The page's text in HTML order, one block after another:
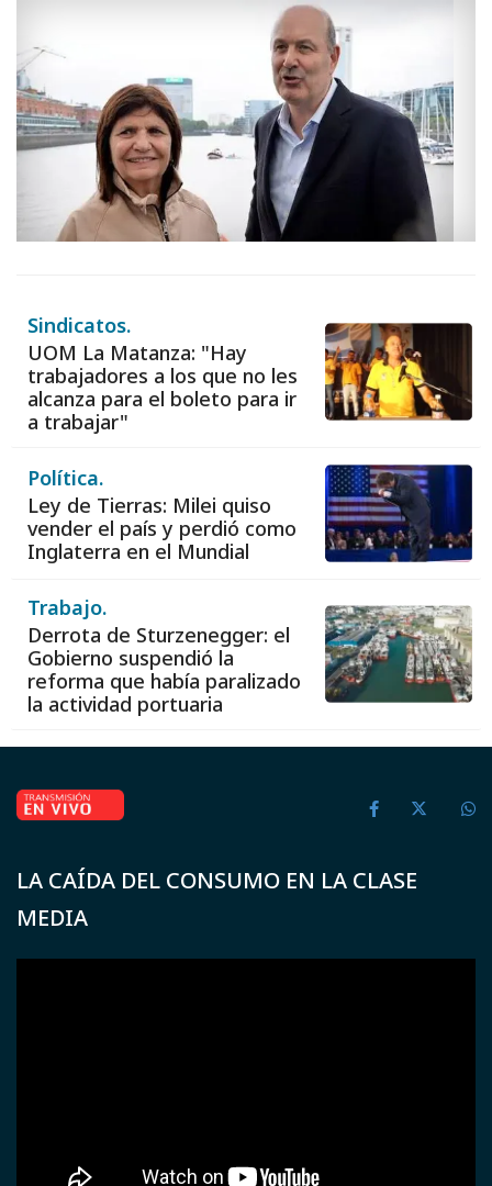
Sindicatos.
UOM La Matanza: "Hay
trabajadores a los que no les
alcanza para el boleto para ir
a trabajar"
Política.
Ley de Tierras: Milei quiso
vender el país y perdió como
Inglaterra en el Mundial
Trabajo.
Derrota de Sturzenegger: el
Gobierno suspendió la
reforma que había paralizado
la actividad portuaria
LA CAÍDA DEL CONSUMO EN LA CLASE
MEDIA